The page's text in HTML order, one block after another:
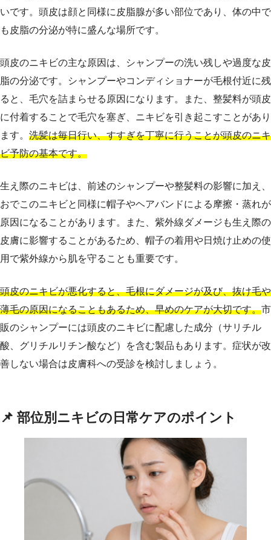
いです。頭皮は顔と同様に皮脂腺が多い部位であり、体の中で
も皮脂の分泌が特に盛んな場所です。
頭皮のニキビの主な原因は、シャンプーの洗い残しや過度な皮
脂の分泌です。シャンプーやコンディショナーが毛根付近に残
ると、毛穴を詰まらせる原因になります。また、整髪料が頭皮
に付着することで毛穴を塞ぎ、ニキビを引き起こすことがあり
ます。 洗髪は毎日行い、すすぎを丁寧に行うことが頭皮のニキ
ビ予防の基本です。
生え際のニキビは、前述のシャンプーや整髪料の影響に加え、
おでこのニキビと同様に帽子やヘアバンドによる摩擦・蒸れが
原因になることがあります。また、紫外線ダメージも生え際の
皮膚に影響することがあるため、帽子の着用や日焼け止めの使
用で紫外線から肌を守ることも重要です。
頭皮のニキビが悪化すると、毛根にダメージが及び、抜け毛や
薄毛の原因になることもあるため、早めのケアが大切です。市
販のシャンプーには頭皮のニキビに配慮した成分（サリチル
酸、グリチルリチン酸など）を含む製品もあります。症状が改
善しない場合は皮膚科への受診を検討しましょう。
📌 部位別ニキビの日常ケアのポイント